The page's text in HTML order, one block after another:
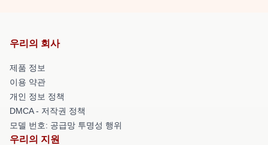
우리의 회사
제품 정보
이용 약관
개인 정보 정책
DMCA - 저작권 정책
모델 번호: 공급망 투명성 행위
우리의 지원